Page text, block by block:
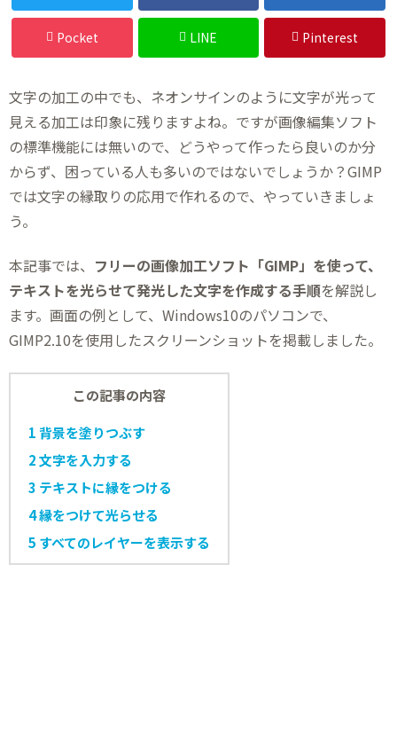
Pocket LINE Pinterest
文字の加工の中でも、ネオンサインのように文字が光って
見える加工は印象に残りますよね。ですが画像編集ソフト
の標準機能には無いので、どうやって作ったら良いのか分
からず、困っている人も多いのではないでしょうか？GIMP
では文字の縁取りの応用で作れるので、やっていきましょ
う。
本記事では、 フリーの画像加工ソフト「GIMP」を使って、
テキストを光らせて発光した文字を作成する手順を解説し
ます。画面の例として、Windows10のパソコンで、
GIMP2.10を使用したスクリーンショットを掲載しました。
この記事の内容
1背景を塗りつぶす
2文字を入力する
3 テキストに縁をつける
4縁をつけて光らせる
5 すべてのレイヤーを表示する